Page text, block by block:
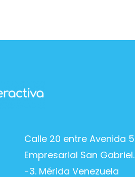
Calle 20 entre Avenida
Empresarial San
-3. Mérida Venezuela